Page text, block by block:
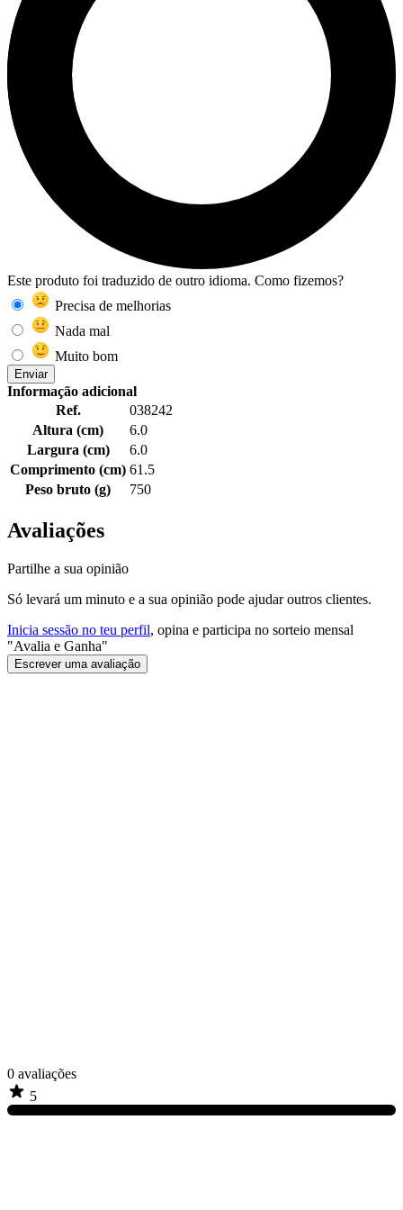
Este produto foi traduzido de outro idioma. Como fizemos?
Precisa de melhorias
Nada mal
Muito bom
Enviar
Informação adicional
Ref.
038242
Altura (cm)
6.0
Largura (cm)
6.0
Comprimento (cm) 61.5
Peso bruto (g)
750
Avaliações
Partilhe a sua opinião
Só levará um minuto e a sua opinião pode ajudar outros clientes.
Inicia sessão no teu perfil, opina e participa no sorteio mensal
"Avalia e Ganha"
Escrever uma avaliação
0 avaliações
5